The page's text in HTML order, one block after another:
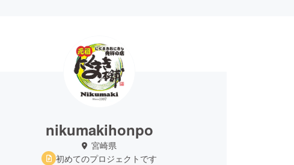
nikumakihonpo
宮崎県
初めてのプロジェクトです